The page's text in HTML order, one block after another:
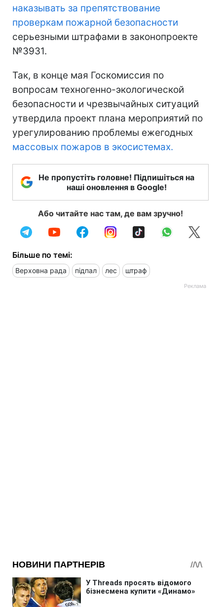
наказывать за препятствование
проверкам пожарной безопасности
серьезными штрафами в законопроекте
№3931.
Так, в конце мая Госкомиссия по
вопросам техногенно-экологической
безопасности и чрезвычайных ситуаций
утвердила проект плана мероприятий по
урегулированию проблемы ежегодных
массовых пожаров в экосистемах.
Не пропустіть головне! Підпишіться на
наші оновлення в Google!
Або читайте нас там, де вам зручно!
Більше по темі:
Верховна рада підпал лес штраф